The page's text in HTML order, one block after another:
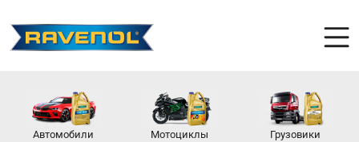
Автомобили Мотоциклы Грузовики